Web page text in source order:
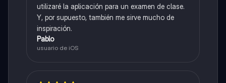
utilizaré la aplicación para un examen de clase.
Y, por supuesto, también me sirve mucho de
inspiración.
Pablo
usuario de iOS